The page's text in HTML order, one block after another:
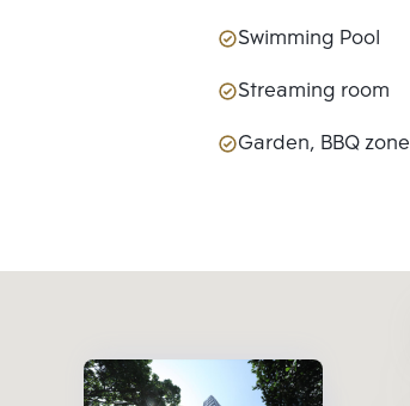
Swimming Pool
Streaming room
Garden, BBQ zone